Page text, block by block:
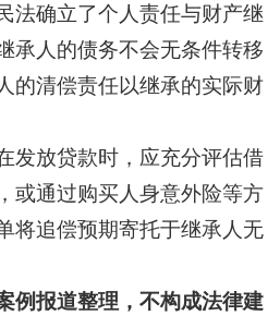
法确立了个人责任与财产继
承人的债务不会无条件转移
的清偿责任以继承的实际财
放贷款时，应充分评估借
或通过购买人身意外险等方
将追偿预期寄托于继承人无
例报道整理，不构成法律建